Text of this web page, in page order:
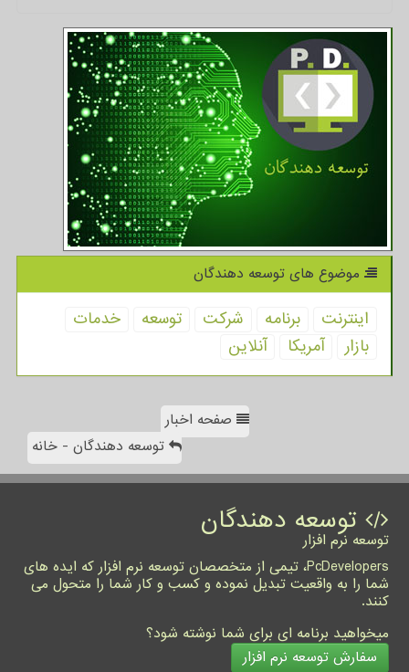
موضوع های توسعه دهندگان
اینترنت برنامه شركت توسعه
خدمات
بازار
آمریكا آنلاین
صفحه اخبار
توسعه دهندگان - خانه
توسعه دهندگان
توسعه نرم افزار
PcDevelopers، تیمی از متخصصان توسعه نرم افزار که ایده های
شما را به واقعیت تبدیل نموده و کسب و کار شما را متحول می
کنند.
میخواهید برنامه ای برای شما نوشته شود؟
سفارش توسعه نرم افزار